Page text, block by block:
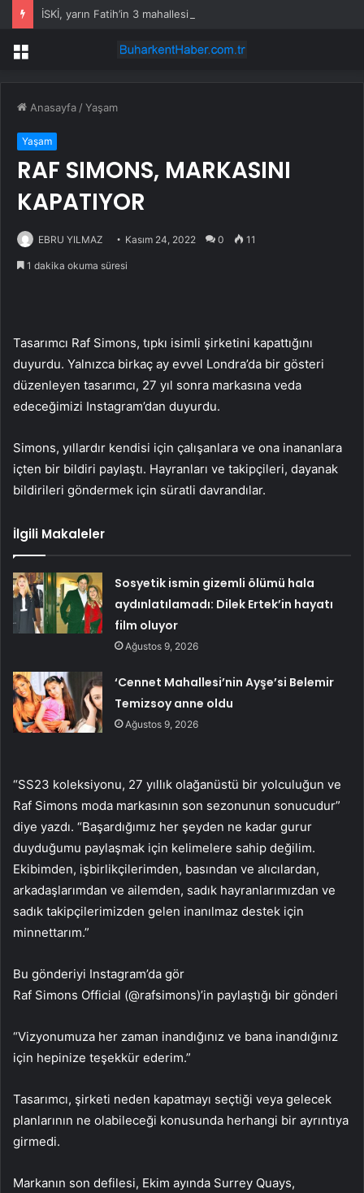
İSKİ, yarın Fatih’in 3 mahallesinde su kesintisi uygulayacak
Menü
Anasayfa /Yaşam
Yaşam
RAF SIMONS, MARKASINI
KAPATIYOR
EBRU YILMAZ Kasım 24, 2022 0 11
1 dakika okuma süresi
Tasarımcı Raf Simons, tıpkı isimli şirketini kapattığını
duyurdu. Yalnızca birkaç ay evvel Londra’da bir gösteri
düzenleyen tasarımcı, 27 yıl sonra markasına veda
edeceğimizi Instagram’dan duyurdu.
Simons, yıllardır kendisi için çalışanlara ve ona inananlara
içten bir bildiri paylaştı. Hayranları ve takipçileri, dayanak
bildirileri göndermek için süratli davrandılar.
İlgili Makaleler
Sosyetik ismin gizemli ölümü hala
aydınlatılamadı: Dilek Ertek’in hayatı
film oluyor
Ağustos 9, 2026
‘Cennet Mahallesi’nin Ayşe’si Belemir
Temizsoy anne oldu
Ağustos 9, 2026
“SS23 koleksiyonu, 27 yıllık olağanüstü bir yolculuğun ve
Raf Simons moda markasının son sezonunun sonucudur”
diye yazdı. “Başardığımız her şeyden ne kadar gurur
duyduğumu paylaşmak için kelimelere sahip değilim.
Ekibimden, işbirlikçilerimden, basından ve alıcılardan,
arkadaşlarımdan ve ailemden, sadık hayranlarımızdan ve
sadık takipçilerimizden gelen inanılmaz destek için
minnettarım.”
Bu gönderiyi Instagram’da gör
Raf Simons Official (@rafsimons)’in paylaştığı bir gönderi
“Vizyonumuza her zaman inandığınız ve bana inandığınız
için hepinize teşekkür ederim.”
Tasarımcı, şirketi neden kapatmayı seçtiği veya gelecek
planlarının ne olabileceği konusunda herhangi bir ayrıntıya
girmedi.
Markanın son defilesi, Ekim ayında Surrey Quays,